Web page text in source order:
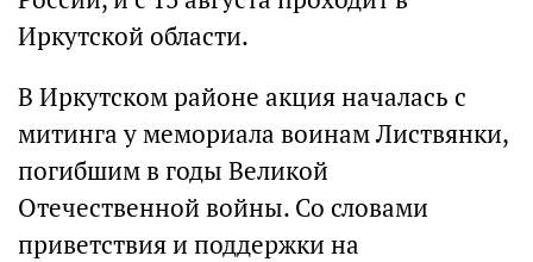
Иркутской области.
В Иркутском районе акция началась с
митинга у мемориала воинам Листвянки,
погибшим в годы Великой
Отечественной войны. Со словами
приветствия и поддержки на